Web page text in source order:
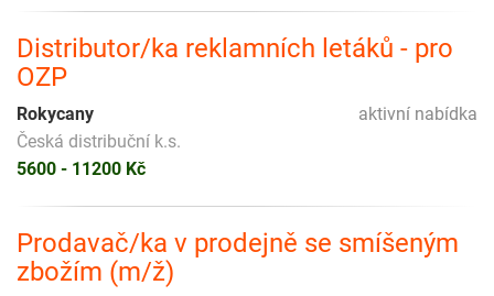
Distributor/ka reklamních letáků - pro
OZP
aktivní nabídka
Rokycany
Česká distribuční k.s.
5600 - 11200 Kč
Prodavač/ka v prodejně se smíšeným
zbožím (m/ž)